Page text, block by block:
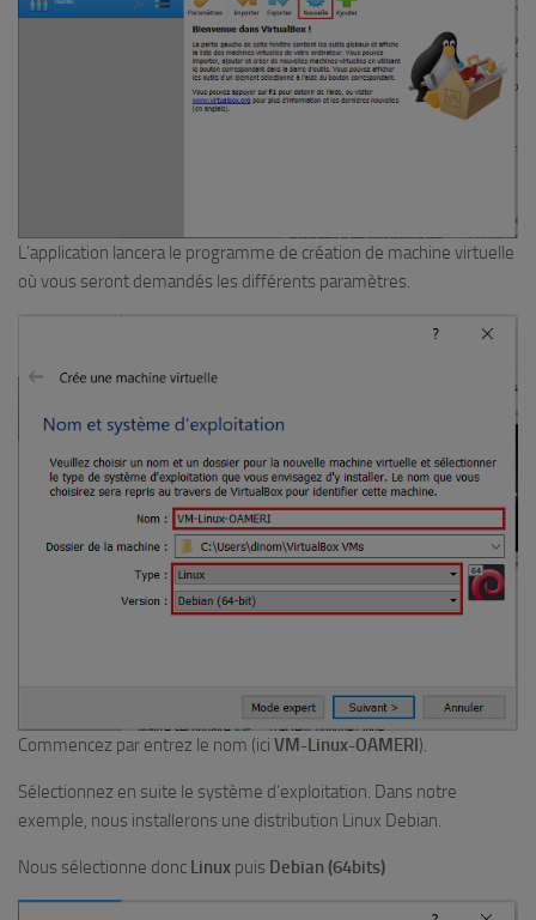
L’application lancera le programme de création de machine virtuelle
où vous seront demandés les différents paramètres.
Commencez par entrez le nom (ici VM-Linux-OAMERI).
Sélectionnez en suite le système d’exploitation. Dans notre
exemple, nous installerons une distribution Linux Debian.
Nous sélectionne donc Linux puis Debian (64bits)